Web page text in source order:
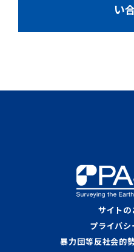
い
サイトの
プライバ
暴力団等反社会的